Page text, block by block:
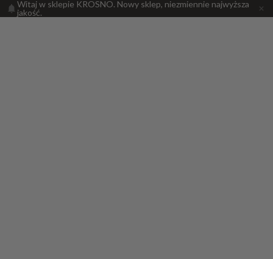
Witaj w sklepie KROSNO. Nowy sklep, niezmiennie najwyższa
jakość.